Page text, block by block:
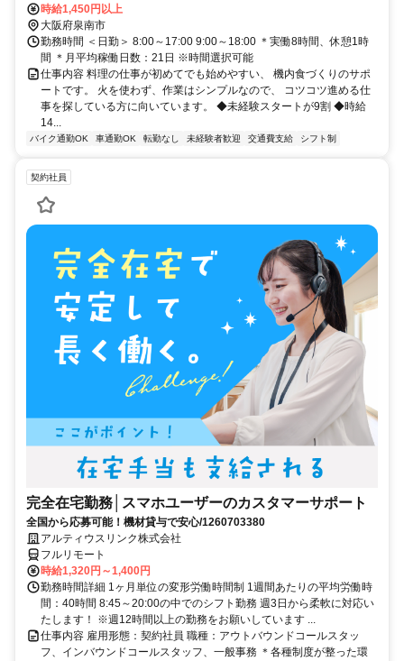
車、バイク、車通勤OK（無料駐車場あり）
時給1,450円以上
大阪府泉南市
勤務時間 ＜日勤＞ 8:00～17:00 9:00～18:00 ＊実働8時間、休憩1時
間 ＊月平均稼働日数：21日 ※時間選択可能
仕事内容 料理の仕事が初めてでも始めやすい、 機内食づくりのサポ
ートです。 火を使わず、作業はシンプルなので、 コツコツ進める仕
事を探している方に向いています。 ◆未経験スタートが9割 ◆時給
14...
バイク通勤OK 車通勤OK 転勤なし 未経験者歓迎 交通費支給 シフト制
契約社員
完全在宅勤務│スマホユーザーのカスタマーサポート
全国から応募可能！機材貸与で安心/1260703380
アルティウスリンク株式会社
フルリモート
時給1,320円～1,400円
勤務時間詳細 1ヶ月単位の変形労働時間制 1週間あたりの平均労働時
間：40時間 8:45～20:00の中でのシフト勤務 週3日から柔軟に対応い
たします！ ※週12時間以上の勤務をお願いしています ...
仕事内容 雇用形態：契約社員 職種：アウトバウンドコールスタッ
フ、インバウンドコールスタッフ、一般事務 ＊各種制度が整った環